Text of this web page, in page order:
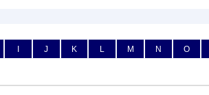
I J K L M N O